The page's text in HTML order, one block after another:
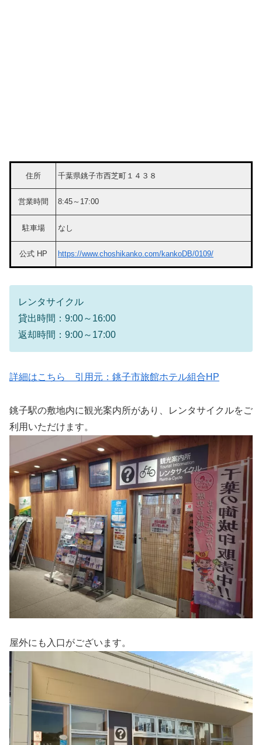
住所 千葉県銚子市西芝町１４３８
営業時間 8:45～17:00
駐車場 なし
公式 HP https://www.choshikanko.com/kankoDB/0109/
レンタサイクル
貸出時間：9:00～16:00
返却時間：9:00～17:00
詳細はこちら 引用元：銚子市旅館ホテル組合HP
銚子駅の敷地内に観光案内所があり、レンタサイクルをご
利用いただけます。
屋外にも入口がございます。